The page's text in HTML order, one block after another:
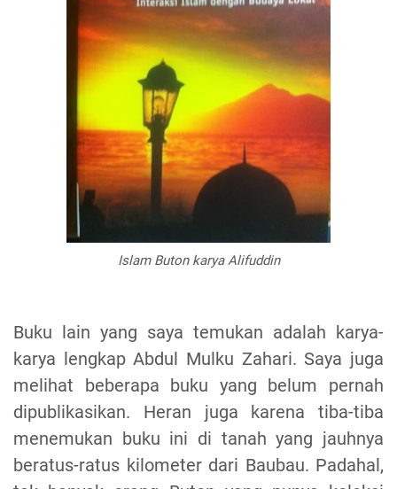
Islam Buton karya Alifuddin
Buku lain yang saya temukan adalah karya-
karya lengkap Abdul Mulku Zahari. Saya juga
melihat beberapa buku yang belum pernah
dipublikasikan. Heran juga karena tiba-tiba
menemukan buku ini di tanah yang jauhnya
beratus-ratus kilometer dari Baubau. Padahal,